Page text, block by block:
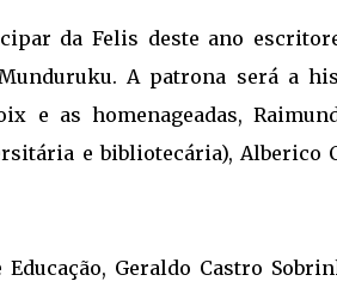
da Felis deste ano
A patrona será a
e as homenageadas,
e bibliotecária),
Geraldo Castro